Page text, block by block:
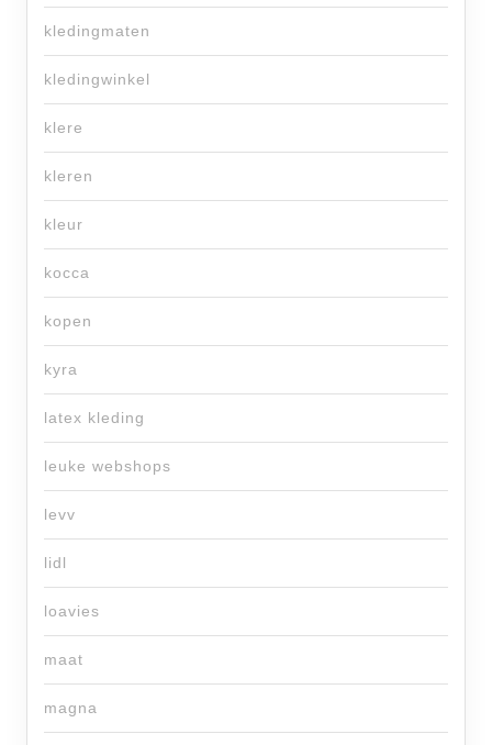
kledingmaten
kledingwinkel
klere
kleren
kleur
kocca
kopen
kyra
latex kleding
leuke webshops
levv
lidl
loavies
maat
magna